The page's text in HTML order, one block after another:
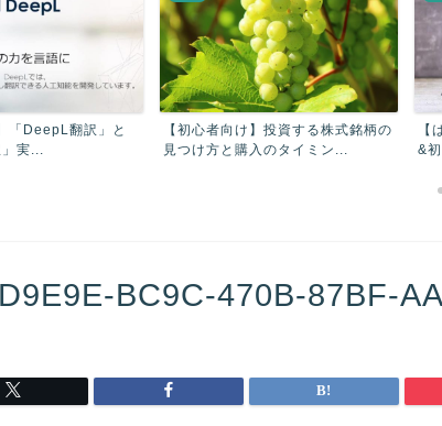
「DeepL翻訳」と
実...
【初心者向け】投資する株式銘柄の
見つけ方と購入のタイミン...
【
&初
BC9C-470B-87BF-